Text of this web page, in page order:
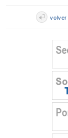
volver